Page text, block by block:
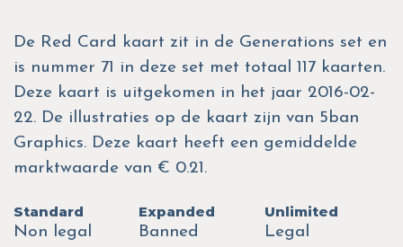
De Red Card kaart zit in de Generations set en
is nummer 71 in deze set met totaal 117 kaarten.
Deze kaart is uitgekomen in het jaar 2016-02-
22. De illustraties op de kaart zijn van 5ban
Graphics. Deze kaart heeft een gemiddelde
marktwaarde van € 0.21.
Standard
Non legal
Expanded
Banned
Unlimited
Legal